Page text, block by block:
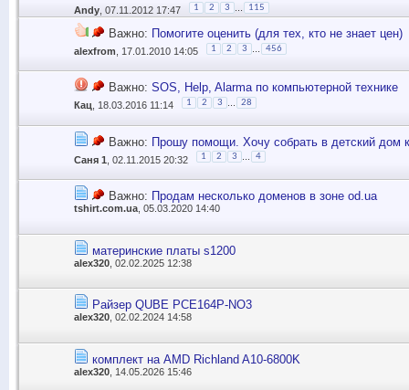
Andy , 07.11.2012 17:47 1 2 3 115
Важно: Помогите оценить (для тех, кто не знает цен)
alexfrom , 17.01.2010 14:05 1 2 3 456
Важно: SOS, Help, Alarma по компьютерной технике
Кац , 18.03.2016 11:14 1 2 3 28
Важно: Прошу помощи. Хочу собрать в детский дом
Саня 1 , 02.11.2015 20:32 1 2 3 ... 4
Важно: Продам несколько доменов в зоне od.ua
tshirt.com.ua , 05.03.2020 14:40
материнские платы s1200
alex320 , 02.02.2025 12:38
Райзер QUBE PCE164P-NO3
alex320 , 02.02.2024 14:58
комплект на AMD Richland A10-6800K
alex320 , 14.05.2026 15:46